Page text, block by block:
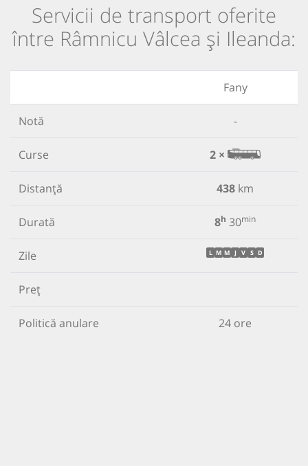
Servicii de transport oferite
între Râmnicu Vâlcea și Ileanda:
Fany
Notă -
Curse 2 ×
Distanță 438 km
Durată 8h 30min
Zile L M M J V S D
Preț
Politică anulare 24 ore